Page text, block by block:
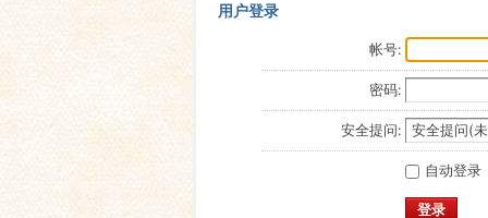
用户登录
帐号:
密码:
安全提问:
自动登录
登录